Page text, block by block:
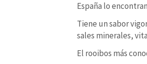
España lo
Tiene un sabor
sales minerales,
El rooibos más